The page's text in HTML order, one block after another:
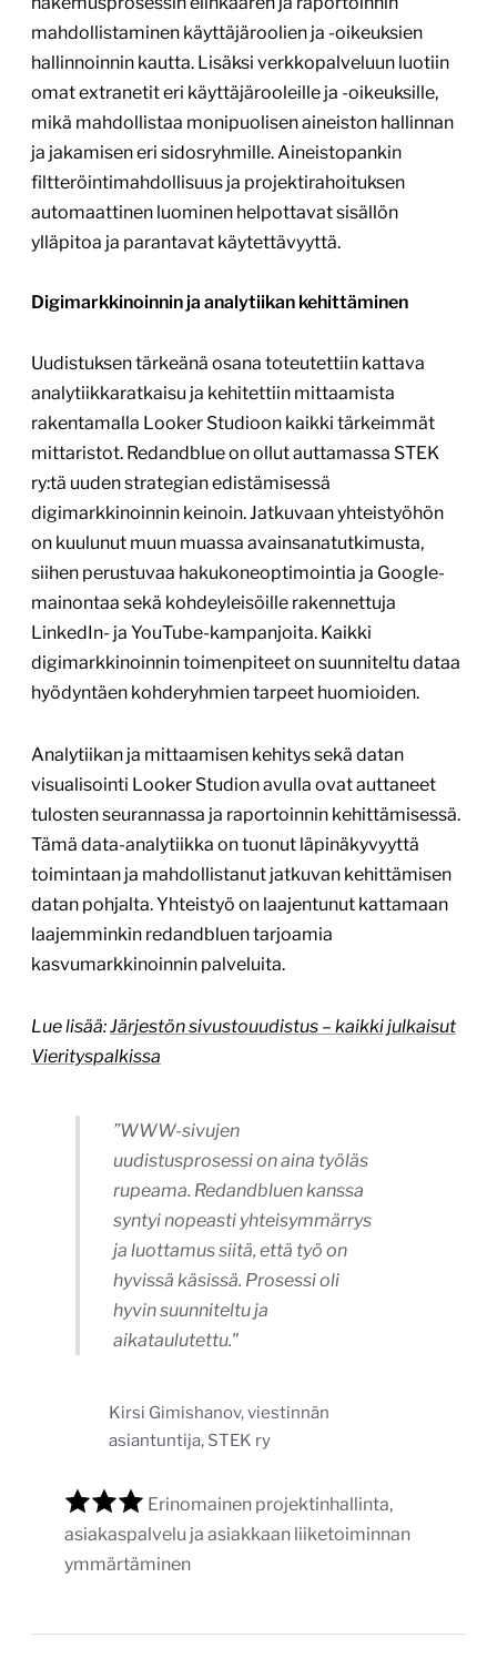
mahdollistaminen käyttäjäroolien ja -oikeuksien
hallinnoinnin kautta. Lisäksi verkkopalveluun luotiin
omat extranetit eri käyttäjärooleille ja -oikeuksille,
mikä mahdollistaa monipuolisen aineiston hallinnan
ja jakamisen eri sidosryhmille. Aineistopankin
filtteröintimahdollisuus ja projektirahoituksen
automaattinen luominen helpottavat sisällön
ylläpitoa ja parantavat käytettävyyttä.
Digimarkkinoinnin ja analytiikan kehittäminen
Uudistuksen tärkeänä osana toteutettiin kattava
analytiikkaratkaisu ja kehitettiin mittaamista
rakentamalla Looker Studioon kaikki tärkeimmät
mittaristot. Redandblue on ollut auttamassa STEK
ry:tä uuden strategian edistämisessä
digimarkkinoinnin keinoin. Jatkuvaan yhteistyöhön
on kuulunut muun muassa avainsanatutkimusta,
siihen perustuvaa hakukoneoptimointia ja Google-
mainontaa sekä kohdeyleisöille rakennettuja
LinkedIn- ja YouTube-kampanjoita. Kaikki
digimarkkinoinnin toimenpiteet on suunniteltu dataa
hyödyntäen kohderyhmien tarpeet huomioiden.
Analytiikan ja mittaamisen kehitys sekä datan
visualisointi Looker Studion avulla ovat auttaneet
tulosten seurannassa ja raportoinnin kehittämisessä.
Tämä data-analytiikka on tuonut läpinäkyvyyttä
toimintaan ja mahdollistanut jatkuvan kehittämisen
datan pohjalta. Yhteistyö on laajentunut kattamaan
laajemminkin redandbluen tarjoamia
kasvumarkkinoinnin palveluita.
Lue lisää:Järjestön sivustouudistus – kaikki julkaisut
Vierityspalkissa
”WWW-sivujen
uudistusprosessi on aina työläs
rupeama. Redandbluen kanssa
syntyi nopeasti yhteisymmärrys
ja luottamus siitä, että työ on
hyvissä käsissä. Prosessi oli
hyvin suunniteltu ja
aikataulutettu."
Kirsi Gimishanov, viestinnän
asiantuntija, STEK ry
Erinomainen projektinhallinta,
asiakaspalvelu ja asiakkaan liiketoiminnan
ymmärtäminen